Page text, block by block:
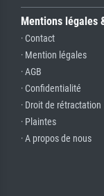
Mentions légales
· Contact
· Mention légales
· AGB
· Confidentialité
· Droit de rétractation
· Plaintes
· A propos de nous